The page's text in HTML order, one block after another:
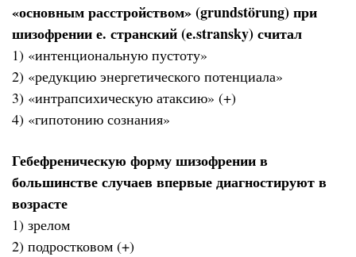
«основным расстройством» (grundstörung) при
шизофрении е. странский (е.stransky) считал
1) «интенциональную пустоту»
2) «редукцию энергетического потенциала»
3) «интрапсихическую атаксию» (+)
4) «гипотонию сознания»
Гебефреническую форму шизофрении в
большинстве случаев впервые диагностируют в
возрасте
1) зрелом
2) подростковом (+)